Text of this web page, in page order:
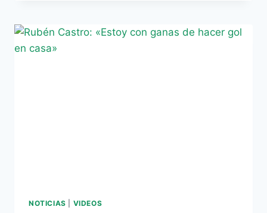
EN
NOTICIAS VIDEOS